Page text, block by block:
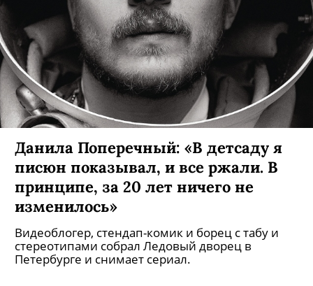
Данила Поперечный: «В детсаду я
писюн показывал, и все ржали. В
принципе, за 20 лет ничего не
изменилось»
Видеоблогер, стендап-комик и борец с табу и
стереотипами собрал Ледовый дворец в
Петербурге и снимает сериал.